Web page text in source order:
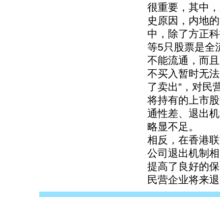
很重要，其中
史原因，内地
中，除了方正
等5只股票是全
不能流通，而
不买入暂时无
了卖出”，对民
将持有的上市
通性差、退出
略显不足。
相反，在香港
公司退出机制
提高了良好的
民营企业将来